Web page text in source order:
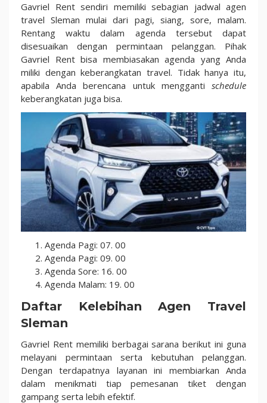
Gavriel Rent sendiri memiliki sebagian jadwal agen
travel Sleman mulai dari pagi, siang, sore, malam.
Rentang waktu dalam agenda tersebut dapat
disesuaikan dengan permintaan pelanggan. Pihak
Gavriel Rent bisa membiasakan agenda yang Anda
miliki dengan keberangkatan travel. Tidak hanya itu,
apabila Anda berencana untuk mengganti schedule
keberangkatan juga bisa.
Agenda Pagi: 07. 00
Agenda Pagi: 09. 00
Agenda Sore: 16. 00
Agenda Malam: 19. 00
Daftar Kelebihan Agen Travel
Sleman
Gavriel Rent memiliki berbagai sarana berikut ini guna
melayani permintaan serta kebutuhan pelanggan.
Dengan terdapatnya layanan ini membiarkan Anda
dalam menikmati tiap pemesanan tiket dengan
gampang serta lebih efektif.